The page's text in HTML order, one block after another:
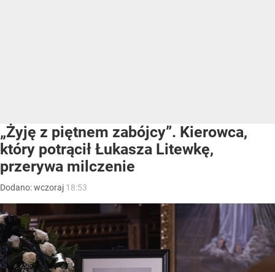
„Żyję z piętnem zabójcy”. Kierowca,
który potrącił Łukasza Litewkę,
przerywa milczenie
Dodano:wczoraj 18:53